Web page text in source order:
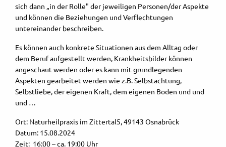
sich dann „in der Rolle" der jeweiligen Personen/der Aspekte
und können die Beziehungen und Verflechtungen
untereinander beschreiben.
Es können auch konkrete Situationen aus dem Alltag oder
dem Beruf aufgestellt werden, Krankheitsbilder können
angeschaut werden oder es kann mit grundlegenden
Aspekten gearbeitet werden wie z.B. Selbstachtung,
Selbstliebe, der eigenen Kraft, dem eigenen Boden und und
und …
Ort: Naturheilpraxis im Zittertal5, 49143 Osnabrück
Datum: 15.08.2024
Zeit: 16:00 – ca. 19:00 Uhr